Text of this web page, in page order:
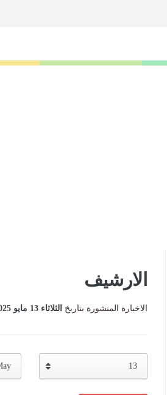
المحتوى
الارشيف
الاخبارة المنشورة بتاريخ الثلاثاء 13 مايو 2025
13